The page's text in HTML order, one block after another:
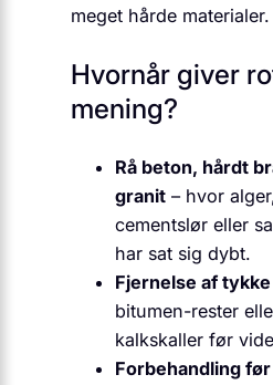
meget hårde materialer.
Hvornår giver
mening?
Rå beton, hårdt
granit – hvor
cementslør eller
har sat sig dybt.
Fjernelse af
bitumen-rester
kalkskaller før
Forbehandling